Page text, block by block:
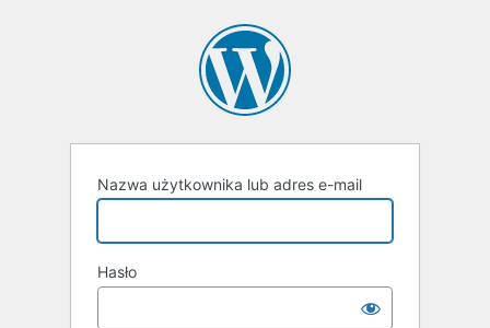
Nazwa użytkownika lub adres e-mail
Hasło